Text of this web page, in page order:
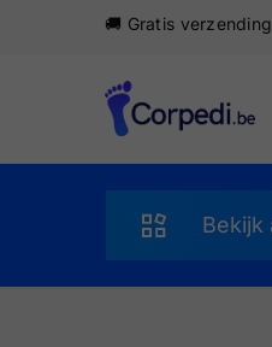
🚚 Gratis
Corpedi
Bekijk